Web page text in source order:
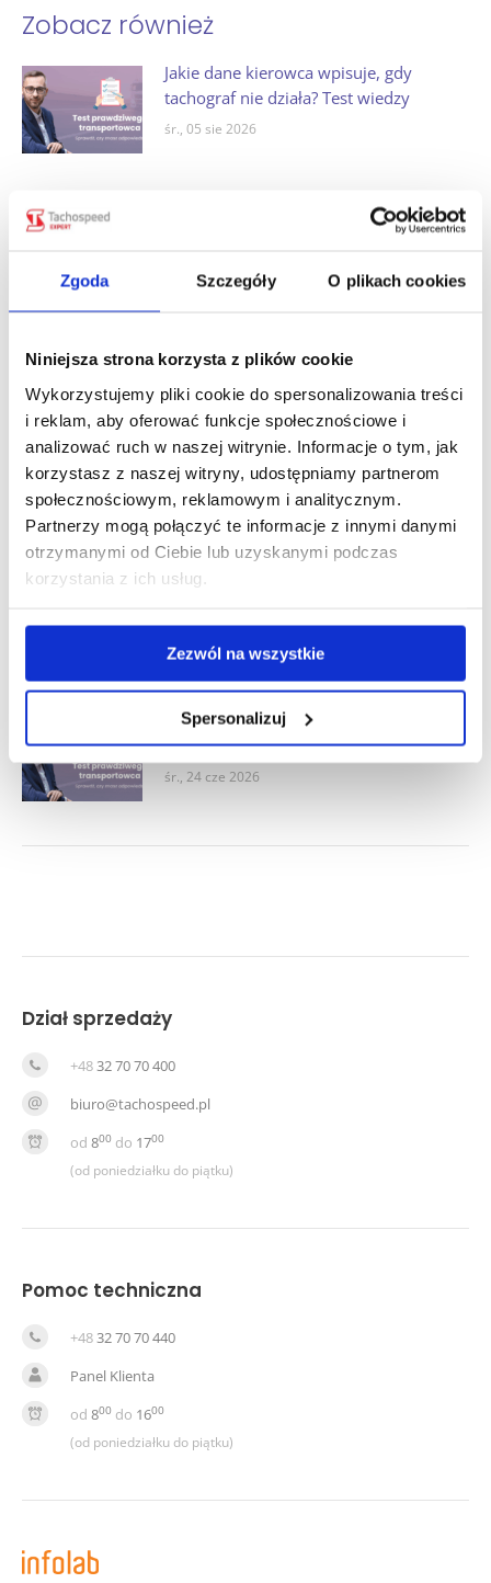
Zgoda Szczegóły O plikach cookies
Niniejsza strona korzysta z plików cookie
Wykorzystujemy pliki cookie do spersonalizowania treści
i reklam, aby oferować funkcje społecznościowe i
analizować ruch w naszej witrynie. Informacje o tym, jak
korzystasz z naszej witryny, udostępniamy partnerom
społecznościowym, reklamowym i analitycznym.
Partnerzy mogą połączyć te informacje z innymi danymi
otrzymanymi od Ciebie lub uzyskanymi podczas
korzystania z ich usług.
Zezwól na wszystkie
Spersonalizuj
Zobacz również
Jakie dane kierowca wpisuje, gdy
tachograf nie działa? Test wiedzy
śr., 05 sie 2026
z karty i wykresówki? Test wiedzy
przewozy drogowe na potrzeby własne?
Sprawdź się w quizie
śr., 22 lip 2026
Czy kierowca busa na wyłączeniu musi
używać karty kierowcy? Sprawdź się w
quizie
śr., 15 lip 2026
2,5 t w transporcie międzynarodowym?
śr., 01 lip 2026
Dieta krajowa kierowcy: ile wyniesie za
wyjazd od poniedziałku do piątku?
śr., 24 cze 2026
Dział sprzedaży
+4832 70 70 400
biuro@tachospeed.pl
od 800 do 1700
(od poniedziałku do piątku)
Pomoc techniczna
+4832 70 70 440
Panel Klienta
od 800 do 1600
(od poniedziałku do piątku)